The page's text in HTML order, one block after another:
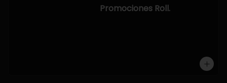
OPCION2:
- salmon, queso, palta, envuelto en
Promociones Roll.